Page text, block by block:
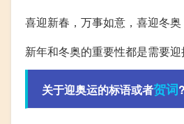
喜迎新春，万事如意，喜迎冬奥
新年和冬奥的重要性都是需要
关于迎奥运的标语或者贺词?